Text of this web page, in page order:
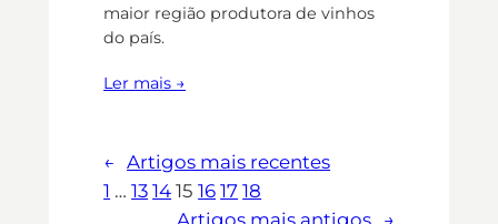
maior região produtora de vinhos
do país.
Ler mais →
←
Artigos mais recentes
1 … 13 14 15 16 17 18
Artigos mais antigos
→